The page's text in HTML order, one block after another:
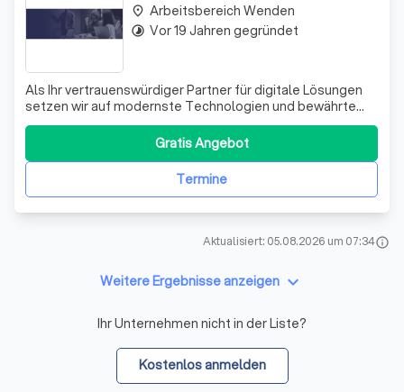
Als Ihr vertrauenswürdiger Partner für digitale Lösungen
setzen wir auf modernste Technologien und bewährte
Methoden, um Ihre Online-Präsenz zu optimieren. Wir sind
stolz darauf, dass wir uns durch unsere Expertise in
Google Analytics und Google Ads auszeichnen. Unser
Team von Spezialisten nutzt die
Termine
Gratis Angebot
place Arbeitsbereich Wenden
timelapse Vor 19 Jahren gegründet
Aktualisiert: 05.08.2026 um 07:34info
Weitere Ergebnisse anzeigen keyboard_arrow_down
Ihr Unternehmen nicht in der Liste?
Kostenlos anmelden